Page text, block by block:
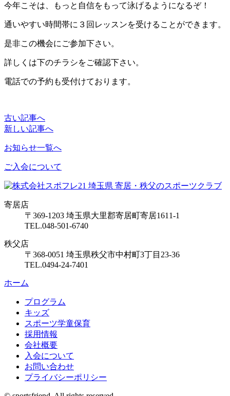
今年こそは、もっと自信をもって泳げるようになるぞ！
通いやすい時間帯に３回レッスンを受けることができます。
是非この機会にご参加下さい。
詳しくは下のチラシをご確認下さい。
電話での予約も受付けております。
古い記事へ
新しい記事へ
お知らせ一覧へ
ご入会について
寄居店
〒369-1203 埼玉県大里郡寄居町寄居1611-1
TEL.048-501-6740
秩父店
〒368-0051 埼玉県秩父市中村町3丁目23-36
TEL.0494-24-7401
ホーム
プログラム
キッズ
スポーツ学童保育
採用情報
会社概要
入会について
お問い合わせ
プライバシーポリシー